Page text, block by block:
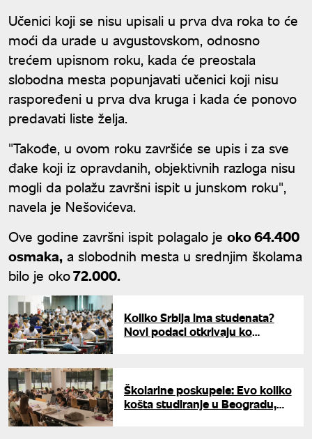
Učenici koji se nisu upisali u prva dva roka to će
moći da urade u avgustovskom, odnosno
trećem upisnom roku, kada će preostala
slobodna mesta popunjavati učenici koji nisu
raspoređeni u prva dva kruga i kada će ponovo
predavati liste želja.
"Takođe, u ovom roku završiće se upis i za sve
đake koji iz opravdanih, objektivnih razloga nisu
mogli da polažu završni ispit u junskom roku",
navela je Nešovićeva.
Ove godine završni ispit polagalo je oko 64.400
osmaka, a slobodnih mesta u srednjim školama
bilo je oko72.000.
Koliko Srbija ima studenata?
Novi podaci otkrivaju ko
Školarine poskupele: Evo koliko
košta studiranje u Beogradu,